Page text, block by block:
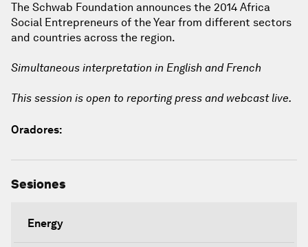
The Schwab Foundation announces the 2014 Africa
Social Entrepreneurs of the Year from different sectors
and countries across the region.
Simultaneous interpretation in English and French
This session is open to reporting press and webcast live.
Oradores:
Sesiones
Energy